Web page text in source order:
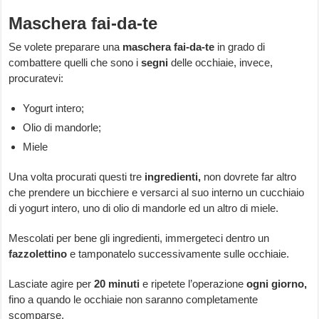
Maschera fai-da-te
Se volete preparare una maschera fai-da-te in grado di
combattere quelli che sono isegni delle occhiaie, invece,
procuratevi:
Yogurt intero;
Olio di mandorle;
Miele
Una volta procurati questi tre ingredienti, non dovrete far altro
che prendere un bicchiere e versarci al suo interno un cucchiaio
di yogurt intero, uno di olio di mandorle ed un altro di miele.
Mescolati per bene gli ingredienti, immergeteci dentro un
fazzolettino e tamponatelo successivamente sulle occhiaie.
Lasciate agire per20 minuti e ripetete l’operazioneogni giorno,
fino a quando le occhiaie non saranno completamente
scomparse.